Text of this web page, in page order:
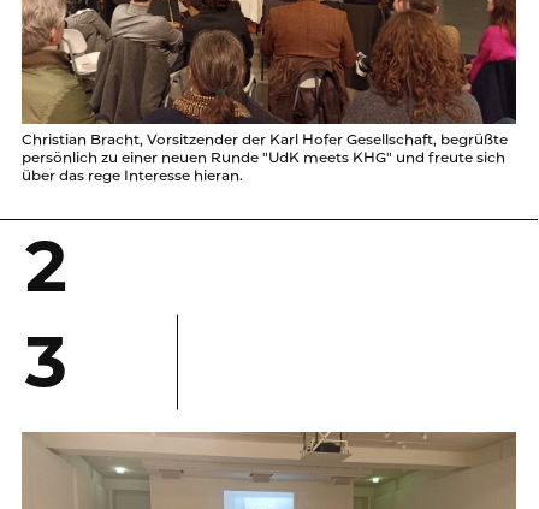
Christian Bracht, Vorsitzender der Karl Hofer Gesellschaft, begrüßte
persönlich zu einer neuen Runde "UdK meets KHG" und freute sich
über das rege Interesse hieran.
2
3